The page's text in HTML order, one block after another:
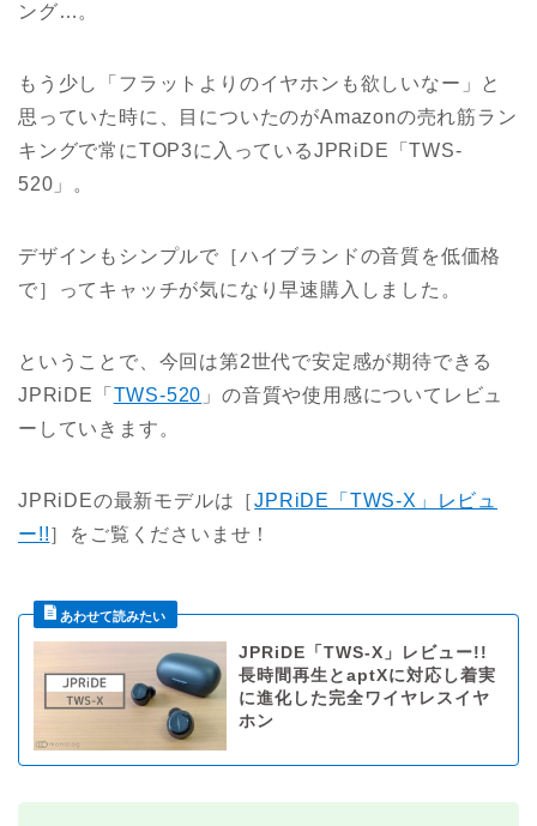
ング…。
もう少し「フラットよりのイヤホンも欲しいなー」と
思っていた時に、目についたのがAmazonの売れ筋ラン
キングで常にTOP3に入っているJPRiDE「TWS-
520」。
デザインもシンプルで［ハイブランドの音質を低価格
で］ってキャッチが気になり早速購入しました。
ということで、今回は第2世代で安定感が期待できる
JPRiDE「 TWS-520 」の音質や使用感についてレビュ
ーしていきます。
JPRiDEの最新モデルは［JPRiDE「TWS-X」レビュ
ー!!］をご覧くださいませ！
JPRiDE「TWS-X」レビュー!!
長時間再生とaptXに対応し着実
に進化した完全ワイヤレスイヤ
ホン